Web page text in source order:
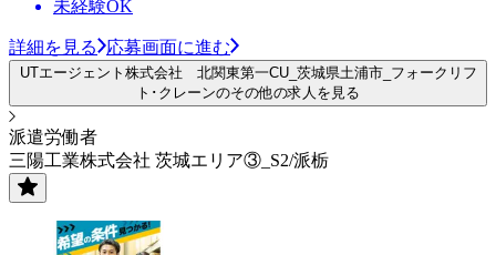
未経験OK
詳細を見る 応募画面に進む
UTエージェント株式会社 北関東第一CU_茨城県土浦市_フォークリフ
ト･クレーンのその他の求人を見る
派遣労働者
三陽工業株式会社 茨城エリア③_S2/派栃